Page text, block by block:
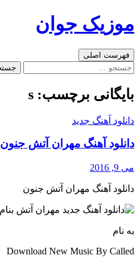
به
موزیک جوان
جست‌وجو
فهرست اصلی
جستجو
بایگانی برچسب: s
دانلود آهنگ جدید
دانلود آهنگ مهران آتش جنون
می 9, 2016
دانلود آهنگ مهران آتش جنون
به نام
Download New Music By Called